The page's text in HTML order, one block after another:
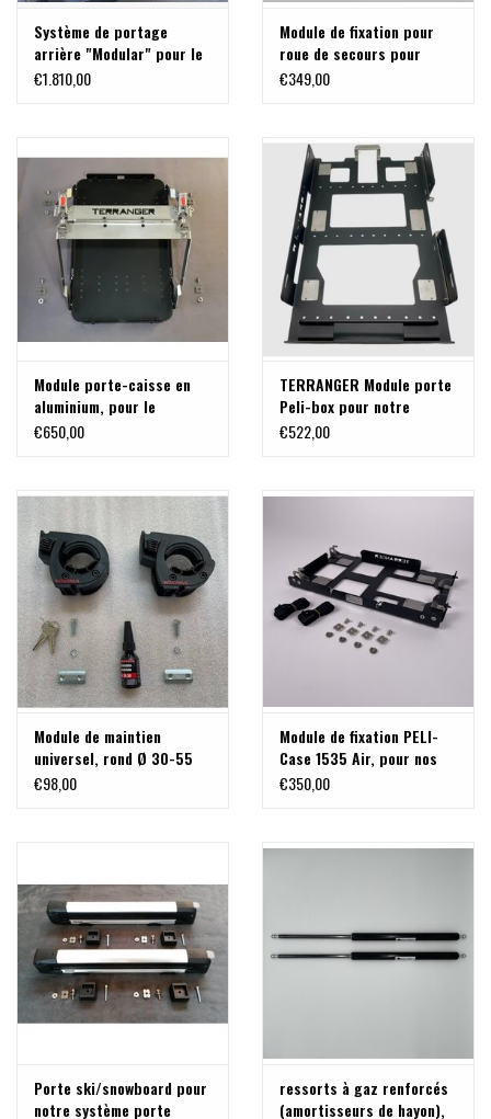
Système de portage
arrière "Modular" pour le
hayon de la Ford Transit
€1.810,00
Module de fixation pour
roue de secours pour
FORD TRANSIT CUSTOM
TERRANGER
€349,00
Module porte-caisse en
aluminium, pour le
système de porte-
MB Vito ou autres
€650,00
TERRANGER Module porte
Peli-box pour notre
système porte charge
autres
€522,00
Module de maintien
universel, rond Ø 30-55
mm, pour bêche, hache,
€98,00
Module de fixation PELI-
Case 1535 Air, pour nos
systèmes de portage
€350,00
Porte ski/snowboard pour
notre système porte
ressorts à gaz renforcés
(amortisseurs de hayon),